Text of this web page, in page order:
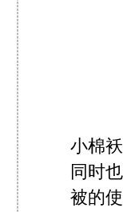
小棉
同时
被的